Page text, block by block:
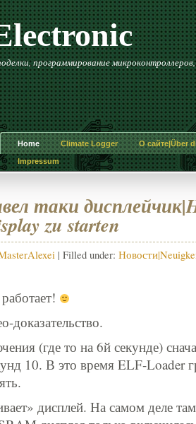
программирование
Home Climate Logger О сайте|Über
Impressum
таки
zu starten
| Filled under:
доказательство.
(где то на 6й секунде)
10. В это время ELF-Loader
дисплей. На самом деле